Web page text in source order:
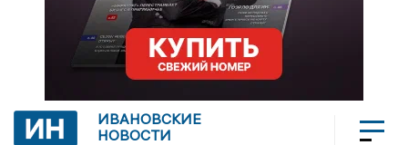
ИВАНОВСКИЕ
НОВОСТИ